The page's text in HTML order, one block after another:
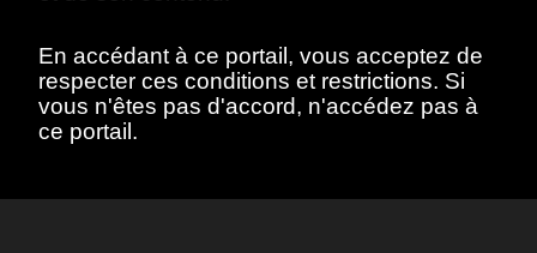
selon le cas, ou peuvent comporter certaines restrictions quant
à leur utilisation respective. L’ensemble des droits de propriété
intellectuelle sont détenus par les titulaires des droits d’auteurs
afférents. Les utilisateurs doivent se conformer à la politique
relative aux droits d'image et aux demandes fournies sur la
En accédant à ce portail, vous acceptez de
respecter ces conditions et restrictions. Si
vous n'êtes pas d'accord, n'accédez pas à
ce portail.
Avis de confidentialité et de gestion des